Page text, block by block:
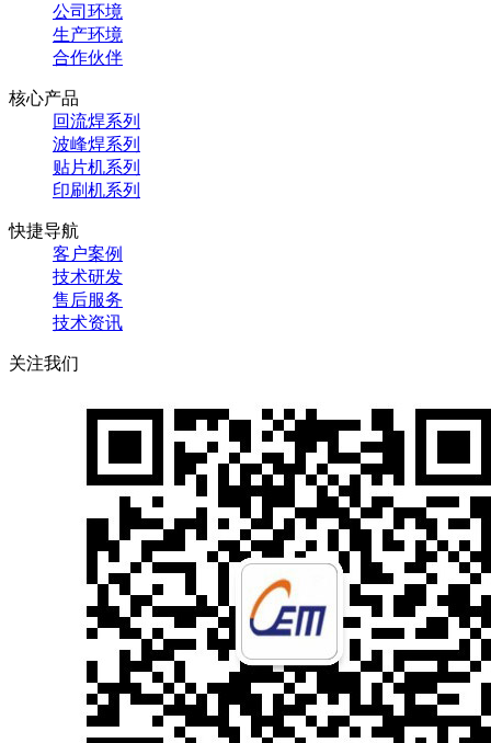
公司环境
生产环境
合作伙伴
核心产品
回流焊系列
波峰焊系列
贴片机系列
印刷机系列
快捷导航
客户案例
技术研发
售后服务
技术资讯
关注我们